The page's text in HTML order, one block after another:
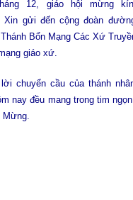
12, giáo hội mừng
Xin gửi đến cộng đoàn
Thánh Bổn Mạng Các Xứ
giáo xứ.
chuyển cầu của thánh
nay đều mang trong tim
Mừng.